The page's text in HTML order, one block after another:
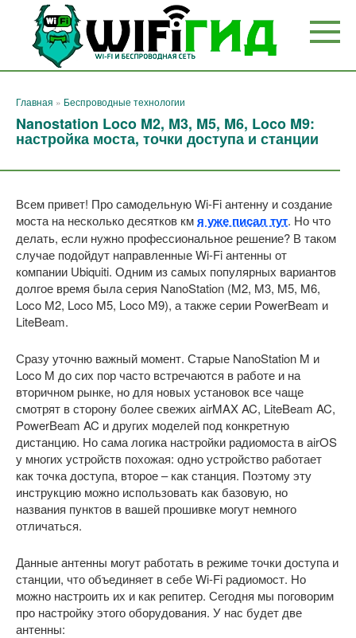
Перейти
контенту
Главная » Беспроводные технологии
Nanostation Loco M2, M3, M5, M6, Loco M9:
настройка моста, точки доступа и станции
Всем привет! Про самодельную Wi-Fi антенну и создание
моста на несколько десятков кмя уже писал тут. Но что
делать, если нужно профессиональное решение? В таком
случае подойдут направленные Wi-Fi антенны от
компании Ubiquiti. Одним из самых популярных вариантов
долгое время была серия NanoStation (M2, M3, M5, M6,
Loco M2, Loco M5, Loco M9), а также серии PowerBeam и
LiteBeam.
Сразу уточню важный момент. Старые NanoStation M и
Loco M до сих пор часто встречаются в работе и на
вторичном рынке, но для новых установок все чаще
смотрят в сторону более свежих airMAX AC, LiteBeam AC,
PowerBeam AC и других моделей под конкретную
дистанцию. Но сама логика настройки радиомоста в airOS
у многих устройств похожая: одно устройство работает
как точка доступа, второе – как станция. Поэтому эту
инструкцию можно использовать как базовую, но
названия пунктов в вашей прошивке могут немного
отличаться.
Данные антенны могут работать в режиме точки доступа и
станции, что объединяет в себе Wi-Fi радиомост. Но
можно настроить их и как репитер. Сегодня мы поговорим
про настройку этого оборудования. У нас будет две
антенны: